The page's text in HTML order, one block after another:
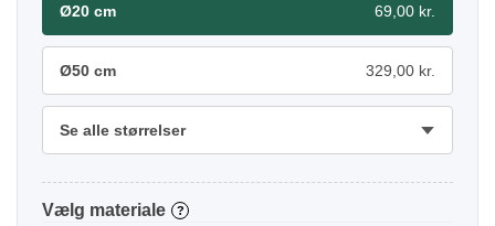
Ø20 cm 69,00 kr.
Ø50 cm 329,00 kr.
Se alle størrelser
materiale ?